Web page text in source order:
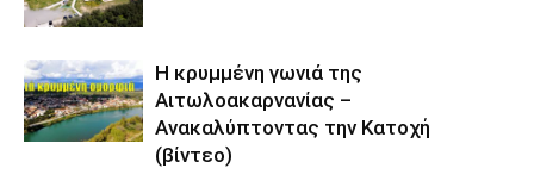
Η κρυμμένη γωνιά της
Αιτωλοακαρνανίας –
Ανακαλύπτοντας την Κατοχή
(βίντεο)